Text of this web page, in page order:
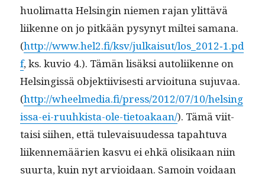
huoli­mat­ta Helsin­gin niemen rajan ylit­tävä
liikenne on jo pitkään pysynyt mil­tei samana.
(http://www.hel2.fi/ksv/julkaisut/los_2012‑1.pd
f, ks. kuvio 4.). Tämän lisäk­si autoli­ikenne on
Helsingis­sä objek­ti­ivis­es­ti arvioitu­na suju­vaa.
(http://wheelmedia.fi/press/2012/07/10/helsing
issa-ei-ruuhkista-ole-tietoakaan/). Tämä viit­
taisi siihen, että tule­vaisu­udessa tapah­tu­va
liiken­nemäärien kasvu ei ehkä olisikaan niin
suur­ta, kuin nyt arvioidaan. Samoin voidaan